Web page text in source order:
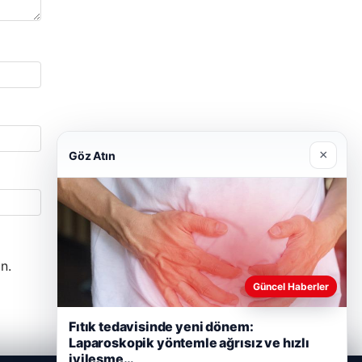
Göz Atın ×
Güncel Haberler
Fıtık tedavisinde yeni dönem:
Laparoskopik yöntemle ağrısız ve hızlı
iyileşme…